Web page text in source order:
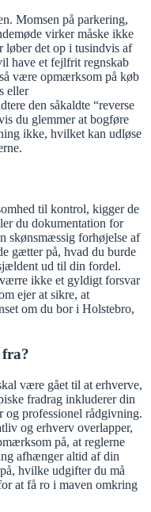
Momsen på parkering,
virker måske ikke
løber det op i tusindvis af
have et fejlfrit regnskab
være opmærksom på køb
eller
den såkaldte “reverse
du glemmer at bogføre
ikke, hvilket kan udløse
til kontrol, kigger de
du dokumentation for
skønsmæssig forhøjelse af
gætter på, hvad du burde
ud til din fordel.
ikke et gyldigt forsvar
ejer at sikre, at
om du bor i Holstebro,
være gået til at erhverve,
fradrag inkluderer din
og professionel rådgivning.
og erhverv overlapper,
på, at reglerne
afhænger altid af din
hvilke udgifter du må
at få ro i maven omkring